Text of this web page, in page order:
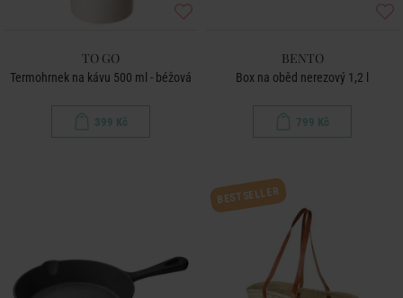
TO GO
Termohrnek na kávu 500 ml - béžová
399 Kč
BENTO
Box na oběd nerezový 1,2 l
799 Kč
BESTSELLER